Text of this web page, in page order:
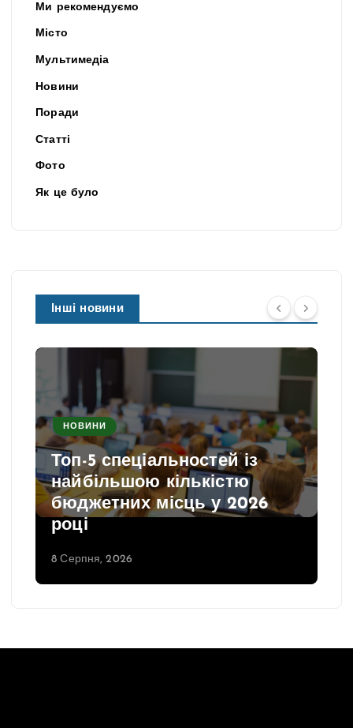
Ми рекомендуємо
Місто
Мультимедіа
Новини
Поради
Статті
Фото
Як це було
Інші новини
НОВИНИ
Топ-5 спеціальностей із
найбільшою кількістю
бюджетних місць у 2026
році
8 Серпня, 2026